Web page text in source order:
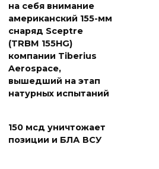
на себя внимание
американский 155-мм
снаряд Sceptre
(TRBM 155HG)
компании Tiberius
Aerospace,
вышедший на этап
натурных испытаний
150 мсд уничтожает
позиции и БЛА ВСУ